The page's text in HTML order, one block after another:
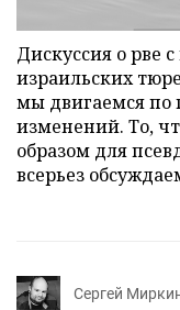
Дискуссия о рве
израильских
мы двигаемся по
изменений. То,
образом для
всерьез
Сергей